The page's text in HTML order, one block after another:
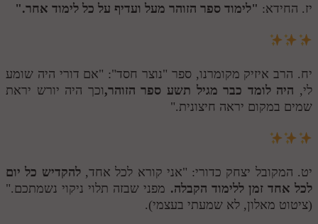
יז. החידא: "לימוד ספר הזוהר מעל ועדיף על כל לימוד אחר."
יח. הרב איזיק מקומרנו, ספר "נוצר חסד": "אם דורי היה שומע
לי, היה לומד כבר מגיל תשע ספר הזוהר,וכך היה יורש יראת
שמים במקום יראה חיצונית."
יט. המקובל יצחק כדורי: "אני קורא לכל אחד,להקדיש כל יום
לכל אחד זמן ללימוד הקבלה. מפני שבזה תלוי ניקוי נשמתכם."
(ציטוט מאלון, לא שמעתי בעצמי).